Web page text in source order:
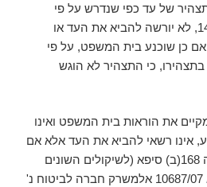
של עד כפי שנדרש על פי
תקנה זו או על פי תקנה 143, לא יורשה להביא את העד או
כן שוכנע בית המשפט, על פי
כי התצהיר לא הוגש
את הוראות בית המשפט ואינו
אינו רשאי להביא את העד אלא אם
נתקיימו הנסיבות שבתקנה 168(ב) סיפא (לשיקולים השונים
בהקשר זה ראו והשוו: ע"א 10687/07 אלמשרק חברה לביטוח נ'